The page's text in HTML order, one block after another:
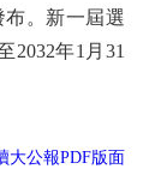
。新一屆選
2032年1月31
大公報PDF版面